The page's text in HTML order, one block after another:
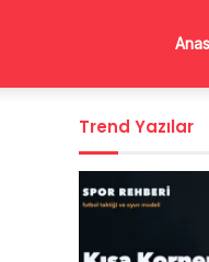
Trend Yazılar